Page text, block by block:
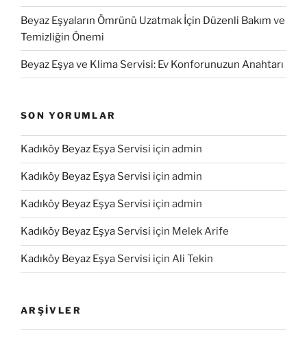
Beyaz Eşyaların Ömrünü Uzatmak İçin Düzenli Bakım ve
Temizliğin Önemi
Beyaz Eşya ve Klima Servisi: Ev Konforunuzun Anahtarı
SON YORUMLAR
Kadıköy Beyaz Eşya Servisi için admin
Kadıköy Beyaz Eşya Servisi için admin
Kadıköy Beyaz Eşya Servisi için admin
Kadıköy Beyaz Eşya Servisi için Melek Arife
Kadıköy Beyaz Eşya Servisi için Ali Tekin
ARŞIVLER